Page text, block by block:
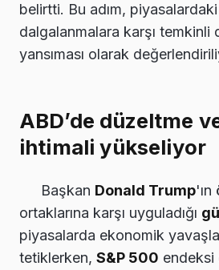
belirtti. Bu adım,
dalgalanmalara karşı temkinli
yansıması olarak
ABD’de düzeltme
ihtimali yükseliyor
Başkan Donald Trump
ortaklarına karşı uyguladığı
piyasalarda ekonomik
tetiklerken, S&P 500